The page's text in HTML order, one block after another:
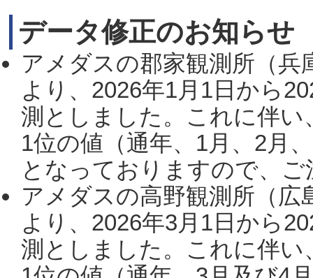
データ修正のお知らせ
アメダスの郡家観測所（
より、2026年1月1日から
測としました。これに伴い
1位の値（通年、1月、2月
となっておりますので、
アメダスの高野観測所（
より、2026年3月1日から
測としました。これに伴い